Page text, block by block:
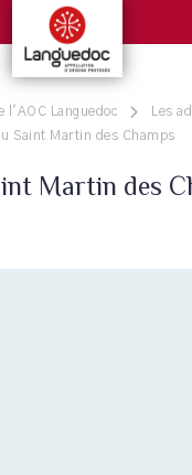
l'AOC Languedoc
Les
Saint Martin des Champs
Martin des